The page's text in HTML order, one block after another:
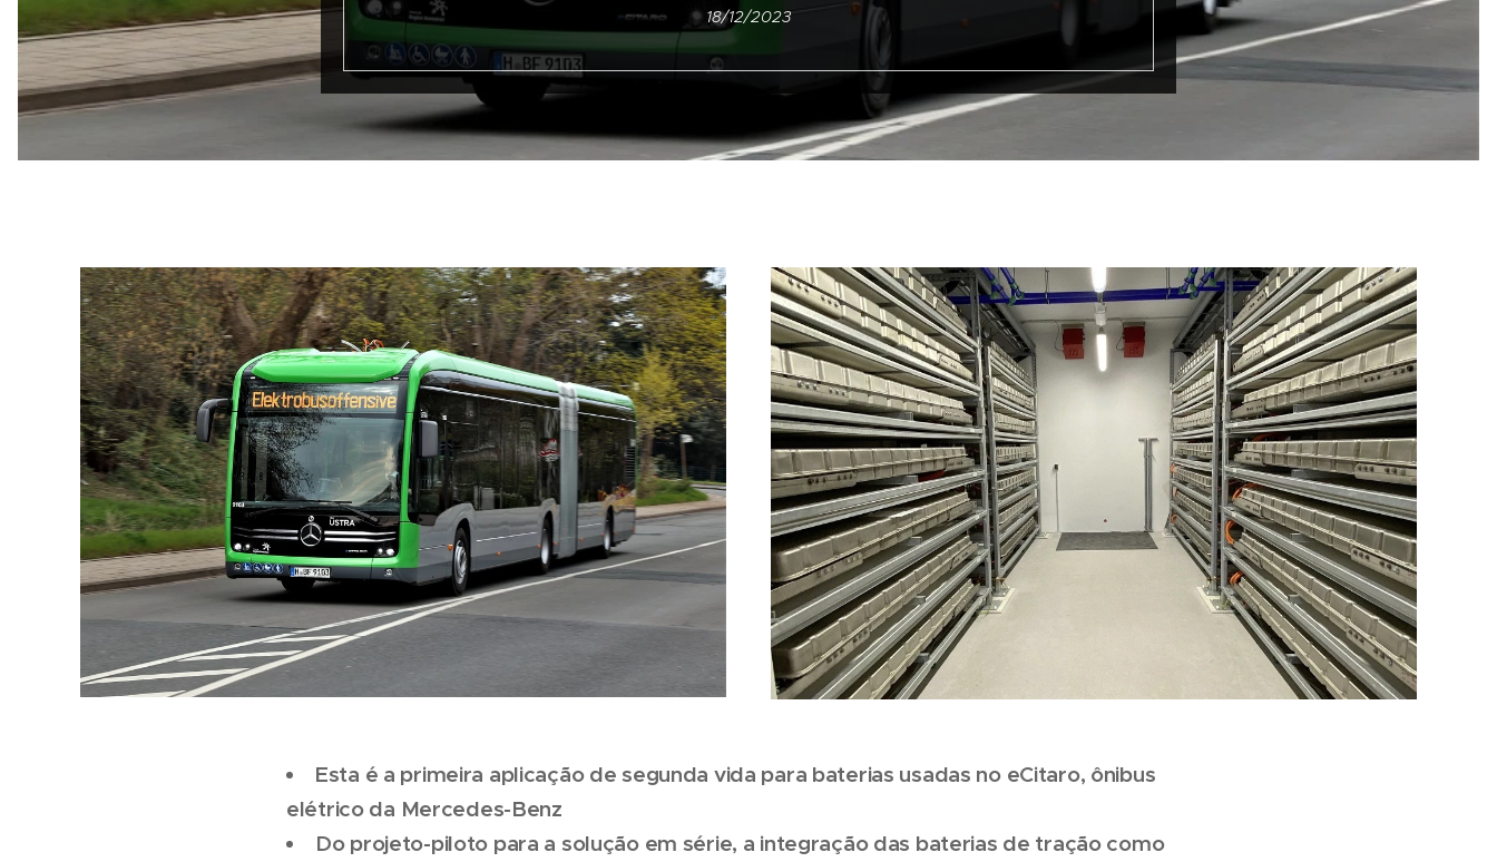
18/12/2023
Esta é a primeira aplicação de segunda vida para baterias usadas no eCitaro, ônibus
elétrico da Mercedes-Benz
Do projeto-piloto para a solução em série, a integração das baterias de tração como